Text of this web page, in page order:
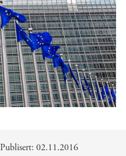
Publisert: 02.11.2016